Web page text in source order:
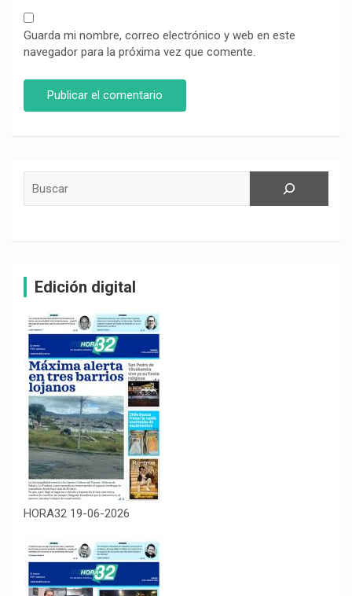
Guarda mi nombre, correo electrónico y web en este
navegador para la próxima vez que comente.
Edición digital
HORA32 19-06-2026